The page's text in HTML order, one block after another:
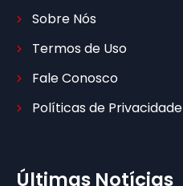
Sobre Nós
Termos de Uso
Fale Conosco
Políticas de Privacidade
Últimas Notícias